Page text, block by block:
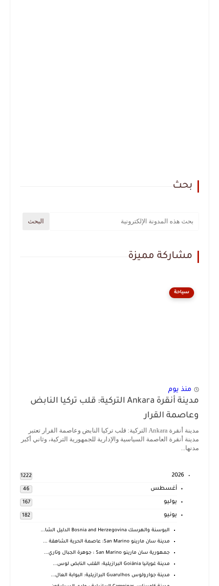
بحث
مشاركة مميزة
سياحة
منذ يوم
مدينة أنقرة Ankara التركية: قلب تركيا النابض
وعاصمة القرار
مدينة أنقرة Ankara التركية: قلب تركيا النابض وعاصمة القرار تعتبر
مدينة أنقرة العاصمة السياسية والإدارية للجمهورية التركية، وثاني أكبر
مدنها...
2026
1222
أغسطس 46
يوليو 167
يونيو 182
البوسنة والهرسك Bosnia and Herzegovina الدليل الشا...
مدينة سان مارينو San Marino: عاصمة الحرية الشاهقة ...
جمهورية سان مارينو San Marino : جوهرة الجبال وتاري...
مدينة غويانيا Goiânia البرازيلية: القلب النابض لوس...
مدينة جوارولوس Guarulhos البرازيلية: البوابة العال...